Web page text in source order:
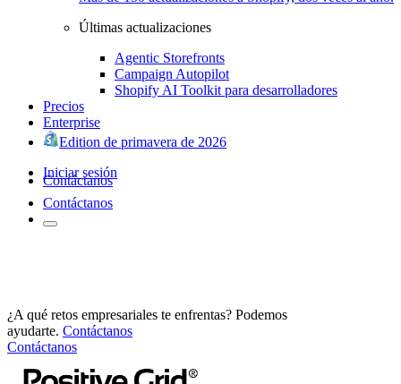
Últimas actualizaciones
Agentic Storefronts
Campaign Autopilot
Shopify AI Toolkit para desarrolladores
Precios
Enterprise
Edition de primavera de 2026
Iniciar sesión
Contáctanos
Contáctanos
¿A qué retos empresariales te enfrentas? Podemos
ayudarte. Contáctanos
Contáctanos